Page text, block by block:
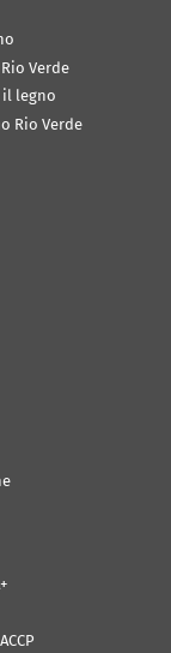
Verde
legno
Rio Verde